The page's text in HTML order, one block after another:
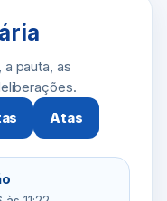
pauta, as
Atas